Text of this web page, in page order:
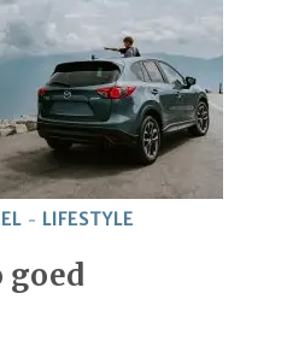
LIFESTYLE
goed